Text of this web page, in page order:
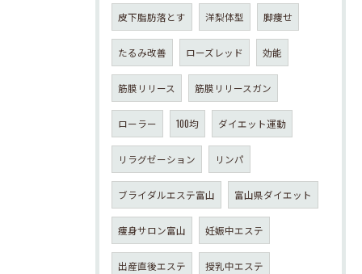
皮下脂肪落とす 洋梨体型 脚痩せ
たるみ改善 ローズレッド 効能
筋膜リリース 筋膜リリースガン
ローラー 100均 ダイエット運動
リラグゼーション リンパ
ブライダルエステ富山 富山県ダイエット
痩身サロン富山 妊娠中エステ
出産直後エステ 授乳中エステ